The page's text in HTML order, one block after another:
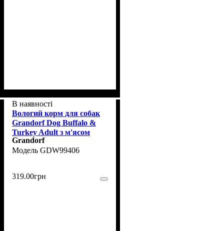
В наявності
Вологий корм для собак
Grandorf Dog Buffalo &
Turkey Adult з м'ясом
буйвола та індичкою, 400
г
Grandorf
GDW99406
319.00грн